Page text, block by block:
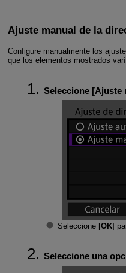
Ajuste manual de la
Configure manualmente los
que los elementos mostrados
Seleccione [Ajuste
Seleccione [OK]
Seleccione una